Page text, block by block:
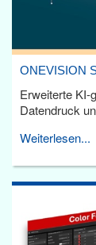
ONEVISION
Erweiterte KI-
Datendruck
Weiterlesen...